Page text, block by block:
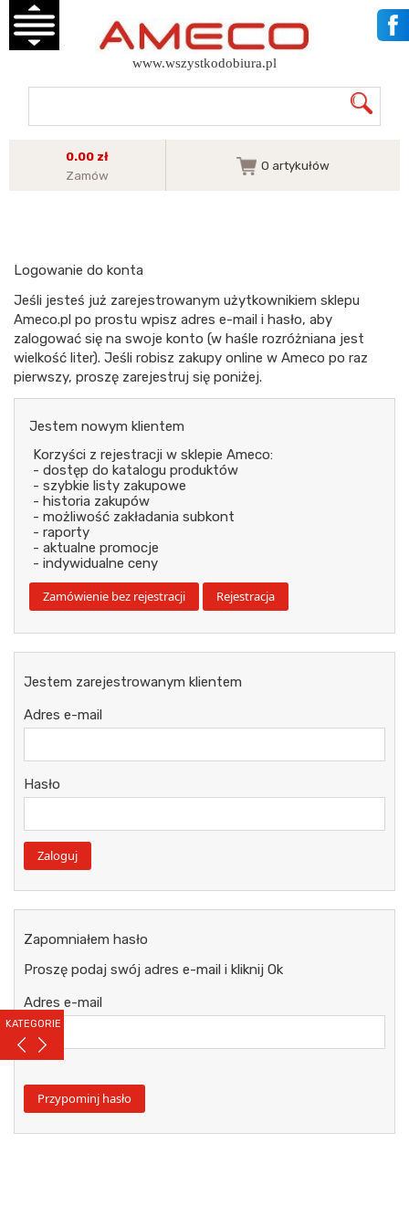
KATEGORIE
www.wszystkodobiura.pl
0.00 zł
Zamów
0 artykułów
Logowanie do konta
Jeśli jesteś już zarejestrowanym użytkownikiem sklepu
Ameco.pl po prostu wpisz adres e-mail i hasło, aby
zalogować się na swoje konto (w haśle rozróżniana jest
wielkość liter). Jeśli robisz zakupy online w Ameco po raz
pierwszy, proszę zarejestruj się poniżej.
Jestem nowym klientem
Korzyści z rejestracji w sklepie Ameco:
- dostęp do katalogu produktów
- szybkie listy zakupowe
- historia zakupów
- możliwość zakładania subkont
- raporty
- aktualne promocje
- indywidualne ceny
Jestem zarejestrowanym klientem
Adres e-mail
Hasło
Zapomniałem hasło
Proszę podaj swój adres e-mail i kliknij Ok
Adres e-mail